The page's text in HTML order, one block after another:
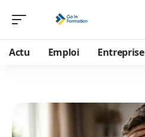
Actu Emploi Entreprise